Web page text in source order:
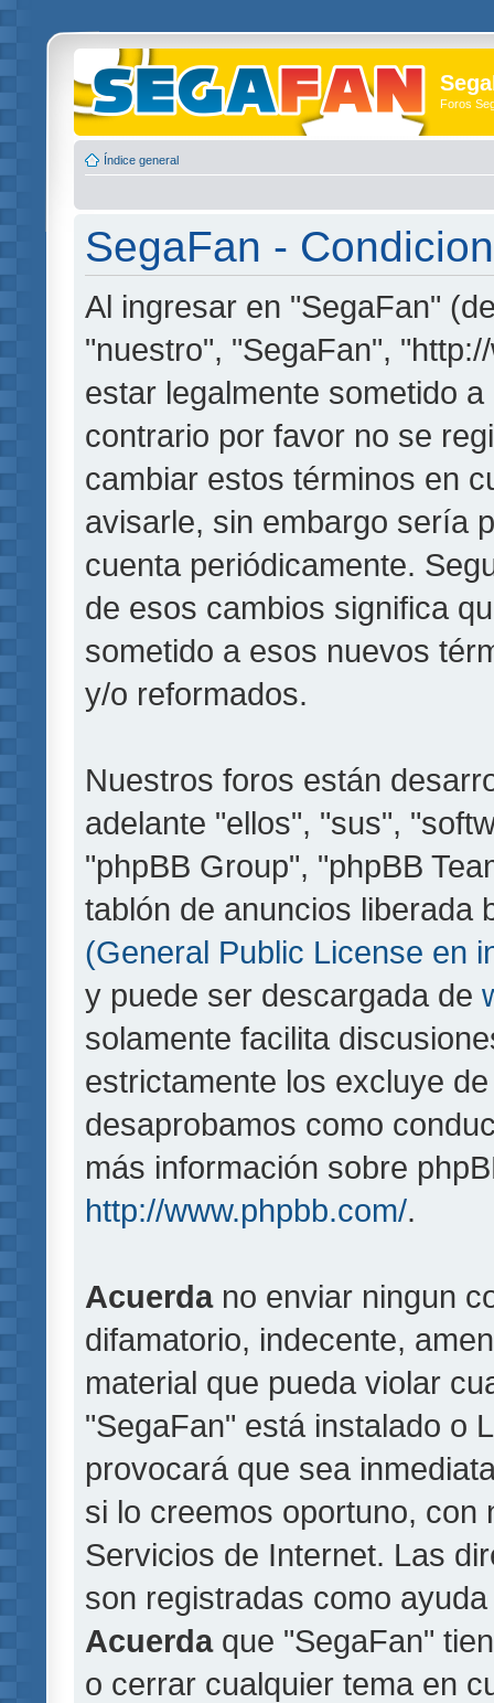
Foros
Índice general
SegaFan -
Al ingresar en "SegaFan"
"nuestro", "SegaFan",
estar legalmente sometido
contrario por favor no se
cambiar estos términos en
avisarle, sin embargo sería
cuenta periódicamente.
de esos cambios significa
sometido a esos nuevos
y/o reformados.
Nuestros foros están
adelante "ellos", "sus",
"phpBB Group", "phpBB
tablón de anuncios liberada
(General Public License en
y puede ser descargada de
solamente facilita
estrictamente los excluye
desaprobamos como
más información sobre
http://www.phpbb.com/.
Acuerdano enviar ningun
difamatorio, indecente,
material que pueda violar
"SegaFan" está instalado o
provocará que sea
si lo creemos oportuno, con
Servicios de Internet. Las
son registradas como
Acuerdaque "SegaFan"
o cerrar cualquier tema en